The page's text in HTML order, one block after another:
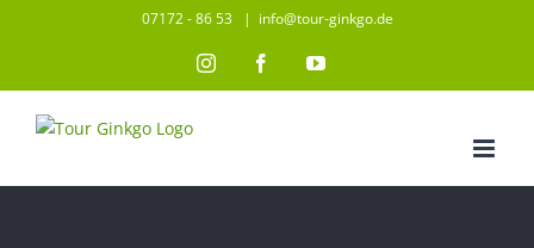
07172 - 86 53 | info@tour-ginkgo.de
InstagramFacebookYouTube